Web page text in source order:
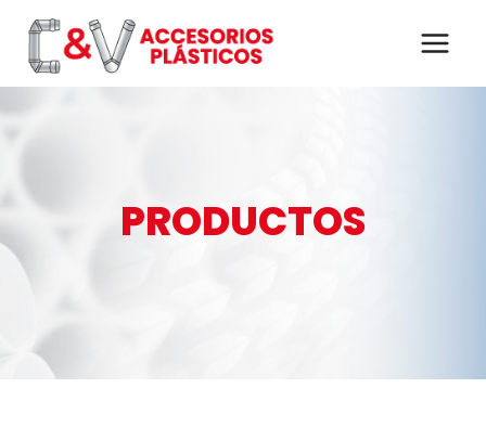
Saltar
contenido
PRODUCTOS